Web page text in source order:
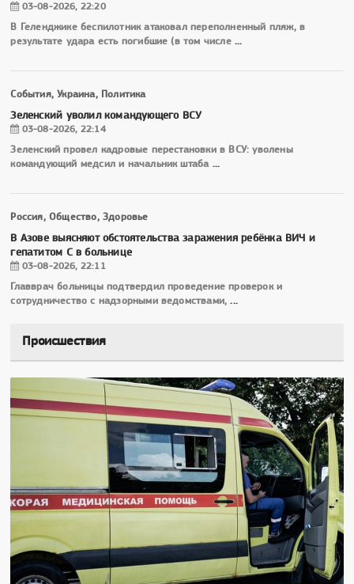
03-08-2026, 22:20
В Геленджике беспилотник атаковал переполненный пляж, в
результате удара есть погибшие (в том числе...
События, Украина, Политика
Зеленский уволил командующего ВСУ
03-08-2026, 22:14
Зеленский провел кадровые перестановки в ВСУ: уволены
командующий медсил и начальник штаба ...
Россия, Общество, Здоровье
В Азове выясняют обстоятельства заражения ребёнка ВИЧ и
гепатитом С в больнице
03-08-2026, 22:11
Главврач больницы подтвердил проведение проверок и
сотрудничество с надзорными ведомствами,...
Происшествия